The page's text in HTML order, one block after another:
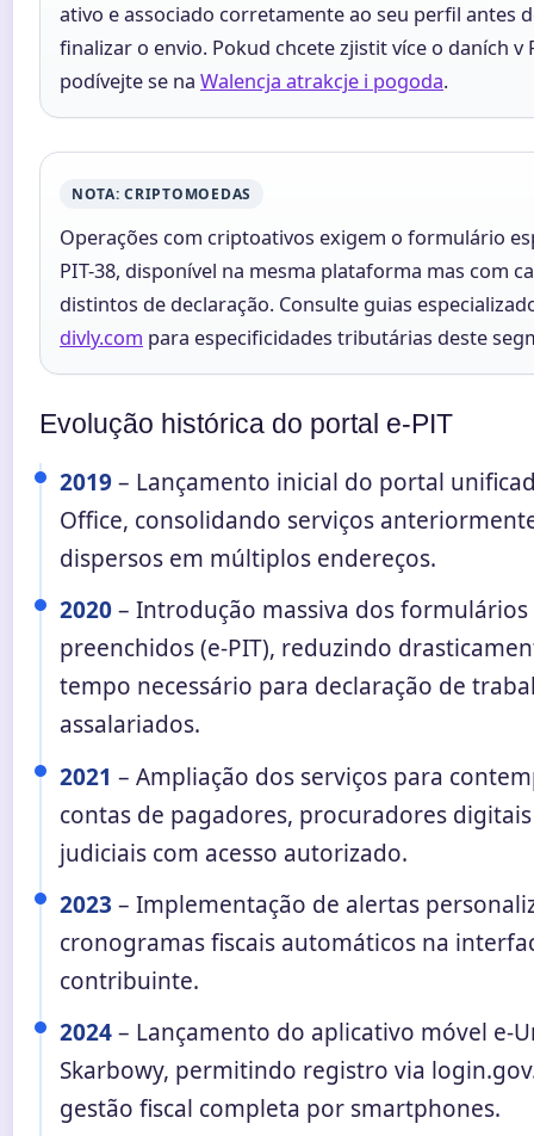
ativo e associado corretamente ao seu perfil antes
finalizar o envio. Pokud chcete zjistit více o daních v
podívejte se na Walencja atrakcje i pogoda.
NOTA: CRIPTOMOEDAS
Operações com criptoativos exigem o formulário
PIT-38, disponível na mesma plataforma mas com
distintos de declaração. Consulte guias
divly.com para especificidades tributárias deste
Evolução histórica do portal e-PIT
2019– Lançamento inicial do portal
Office, consolidando serviços
dispersos em múltiplos endereços.
2020– Introdução massiva dos formulários
preenchidos (e-PIT), reduzindo
tempo necessário para declaração de
assalariados.
2021 – Ampliação dos serviços para
contas de pagadores, procuradores
judiciais com acesso autorizado.
2023 – Implementação de alertas
cronogramas fiscais automáticos na
contribuinte.
2024– Lançamento do aplicativo móvel e-
Skarbowy, permitindo registro via
gestão fiscal completa por smartphones.